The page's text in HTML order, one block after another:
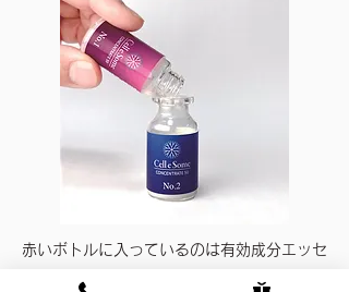
赤いボトルに入っているのは有効成分エッセ